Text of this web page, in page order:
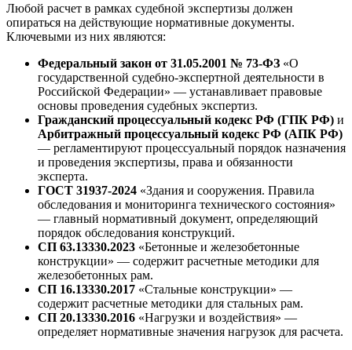
Любой расчет в рамках судебной экспертизы должен
опираться на действующие нормативные документы.
Ключевыми из них являются:
Федеральный закон от 31.05.2001 № 73-ФЗ «О
государственной судебно-экспертной деятельности в
Российской Федерации» — устанавливает правовые
основы проведения судебных экспертиз.
Гражданский процессуальный кодекс РФ (ГПК РФ) и
Арбитражный процессуальный кодекс РФ (АПК РФ)
— регламентируют процессуальный порядок назначения
и проведения экспертизы, права и обязанности
эксперта.
ГОСТ 31937-2024 «Здания и сооружения. Правила
обследования и мониторинга технического состояния»
— главный нормативный документ, определяющий
порядок обследования конструкций.
СП 63.13330.2023 «Бетонные и железобетонные
конструкции» — содержит расчетные методики для
железобетонных рам.
СП 16.13330.2017 «Стальные конструкции» —
содержит расчетные методики для стальных рам.
СП 20.13330.2016 «Нагрузки и воздействия» —
определяет нормативные значения нагрузок для расчета.